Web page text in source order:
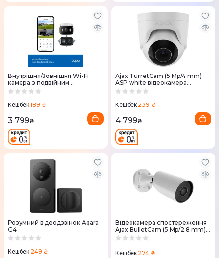
Внутрішня/Зовнішня Wi-Fi
камера з подвійним
об'єктивом Tapo C246D TP-
Кешбек189 ₴
3 799₴
Ajax TurretCam (5 Mp/4 mm)
ASP white відеокамера
спостереження
Кешбек 239 ₴
4 799₴
Розумний відеодзвінок Aqara
G4
Кешбек 249 ₴
Відеокамера спостереження
Ajax BulletCam (5 Mp/2.8 mm)
ASP white
Кешбек 274 ₴